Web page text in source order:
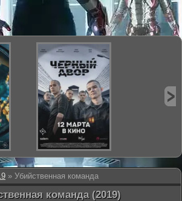
» Убийственная команда
команда (2019)